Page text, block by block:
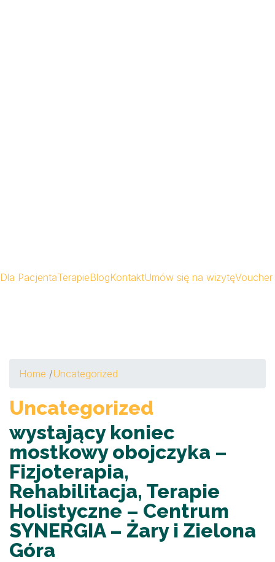
Dla PacjentaTerapieBlogKontaktUmów się na wizytęVoucher
Home /Uncategorized
Uncategorized
wystający koniec
mostkowy obojczyka –
Fizjoterapia,
Rehabilitacja, Terapie
Holistyczne – Centrum
SYNERGIA – Żary i Zielona
Góra